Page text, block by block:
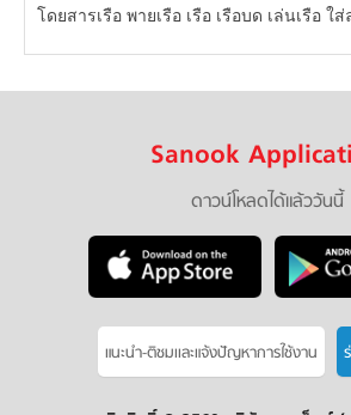
โดยสารเรือ พายเรือ เรือ เรือบด เล่นเรือ ใ
Sanook
ดาวน์โหลดได้แล้ววันนี้
แนะนำ-ติชมเเละแจ้งปัญหาการใช้งาน